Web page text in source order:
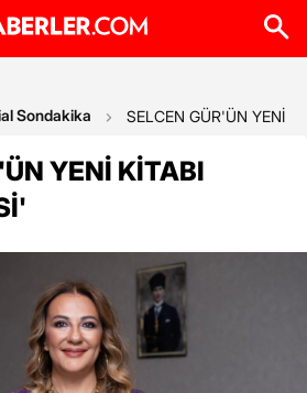
Sondakika SELCEN GÜR'ÜN YENİ
YENİ KİTABI